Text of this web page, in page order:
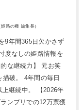
路の種 編集長）
9年間365日欠かさず
度なしの姫路情報を
な継続力】 元お笑
破。 4年間の毎日
継続中。 【2026年
ンプリでの12万票獲